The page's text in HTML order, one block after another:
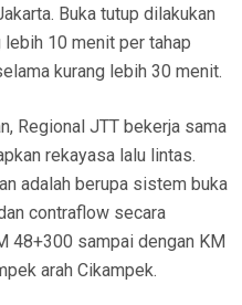
Buka tutup dilakukan
lebih 10 menit per tahap
kurang lebih 30 menit.
Regional JTT bekerja sama
rekayasa lalu lintas.
adalah berupa sistem buka
contraflow secara
48+300 sampai dengan KM
arah Cikampek.